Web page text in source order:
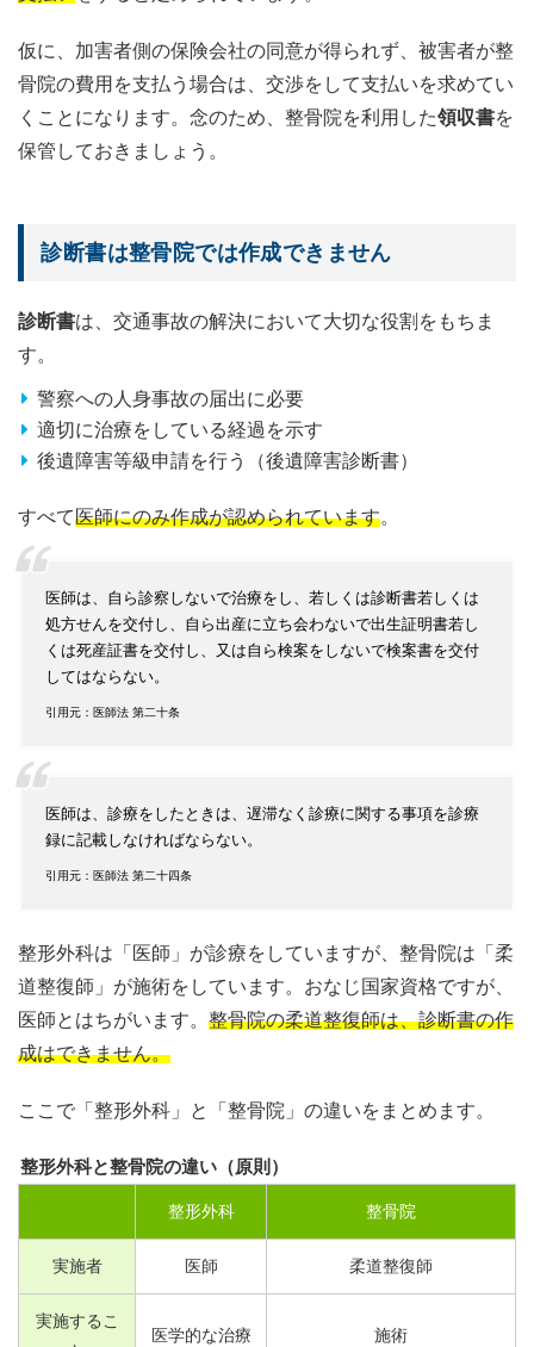
仮に、加害者側の保険会社の同意が得られず、被害者が整
骨院の費用を支払う場合は、交渉をして支払いを求めてい
くことになります。念のため、整骨院を利用した領収書を
保管しておきましょう。
診断書は整骨院では作成できません
診断書は、交通事故の解決において大切な役割をもちま
す。
警察への人身事故の届出に必要
適切に治療をしている経過を示す
後遺障害等級申請を行う（後遺障害診断書）
すべて医師にのみ作成が認められています。
医師は、自ら診察しないで治療をし、若しくは診断書若しくは
処方せんを交付し、自ら出産に立ち会わないで出生証明書若し
くは死産証書を交付し、又は自ら検案をしないで検案書を交付
してはならない。
引用元：医師法 第二十条
医師は、診療をしたときは、遅滞なく診療に関する事項を診療
録に記載しなければならない。
引用元：医師法 第二十四条
整形外科は「医師」が診療をしていますが、整骨院は「柔
道整復師」が施術をしています。おなじ国家資格ですが、
医師とはちがいます。 整骨院の柔道整復師は、診断書の作
成はできません。
ここで「整形外科」と「整骨院」の違いをまとめます。
整形外科と整骨院の違い（原則）
整形外科 整骨院
実施者 医師 柔道整復師
実施するこ
医学的な治療 施術